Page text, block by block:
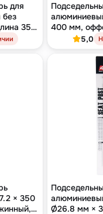
для
без
350
400 мм,
кованый
замок,
5,0
× 350
Ø26.8 мм ×